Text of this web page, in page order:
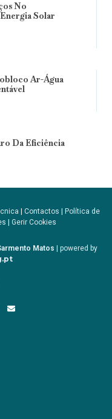
No
Solar
Ar-Água
Da Eficiência
Contactos
Política de
Gerir Cookies
Matos | powered by